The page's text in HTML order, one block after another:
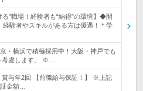
る”職場！経験者も“納得”の環境】◆開
経験者やスキルがある方は優遇！＊学
・横浜で積極採用中！大阪・神戸でも
慮します。 ※…
賞与年2回 【前職給与保証！】 ※上記
金額…